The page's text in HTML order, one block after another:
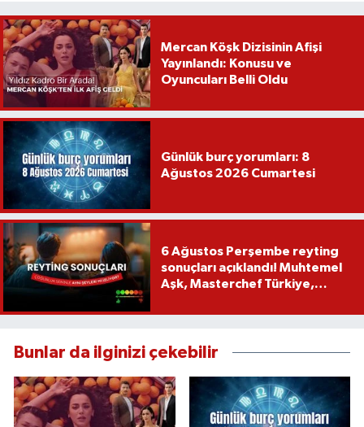
Mercan Köşk Dizisinin Afişi
Yayınlandı: Konusu ve
Oyuncuları Belli Oldu
Günlük burç yorumları: 8
Ağustos 2026 Cumartesi
6 Ağustos Perşembe reyting
sonuçları açıklandı! Muhtemel
Aşk, Masterchef Türkiye,
Bunlar da ilginizi çekebilir